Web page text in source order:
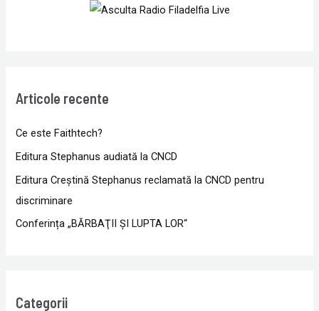
Articole recente
Ce este Faithtech?
Editura Stephanus audiată la CNCD
Editura Creștină Stephanus reclamată la CNCD pentru
discriminare
Conferința „BĂRBAŢII ŞI LUPTA LOR“
Categorii